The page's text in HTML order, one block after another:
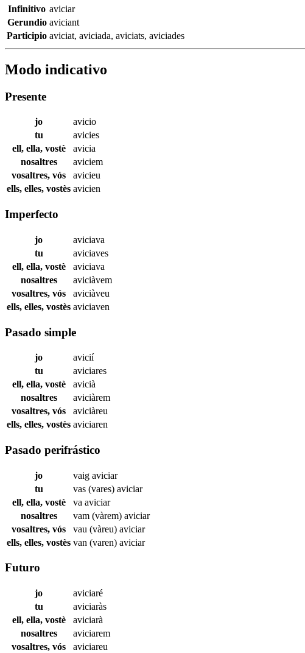
Infinitivo aviciar
Gerundio aviciant
Participio aviciat, aviciada, aviciats, aviciades
Modo indicativo
Presente
jo
avicio
tu
avicies
ell, ella, vostè
avicia
nosaltres
aviciem
vosaltres, vós
avicieu
ells, elles, vostès avicien
Imperfecto
jo
aviciava
tu
aviciaves
ell, ella, vostè
aviciava
nosaltres
aviciàvem
vosaltres, vós
aviciàveu
ells, elles, vostès aviciaven
Pasado simple
jo
avicií
tu
aviciares
ell, ella, vostè
avicià
nosaltres
aviciàrem
vosaltres, vós
aviciàreu
ells, elles, vostès aviciaren
Pasado perifrástico
jo vaig aviciar
tu
vas (vares) aviciar
ell, ella, vostè
va aviciar
nosaltres
vam (vàrem) aviciar
vosaltres, vós
vau (vàreu) aviciar
ells, elles, vostès van (varen) aviciar
Futuro
jo
aviciaré
tu
aviciaràs
ell, ella, vostè
aviciarà
nosaltres
aviciarem
vosaltres, vós
aviciareu